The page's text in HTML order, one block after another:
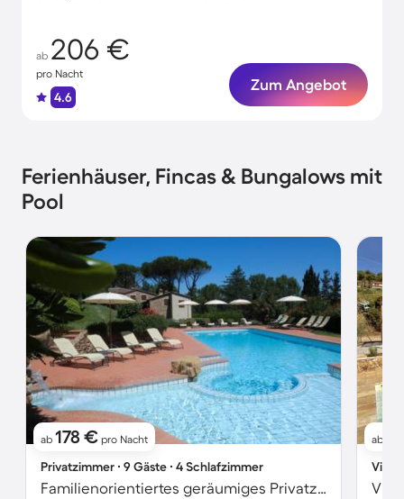
ab 206 €
pro Nacht
4.6
Zum Angebot
Ferienhäuser, Fincas & Bungalows mit
Pool
ab 178 € pro Nacht
Privatzimmer ∙ 9 Gäste ∙ 4 Schlafzimmer
Familienorientiertes geräumiges Privatzimmer mit Grill und Pool | Gartenblick | Haustiere sind willkommen
ab
Villa